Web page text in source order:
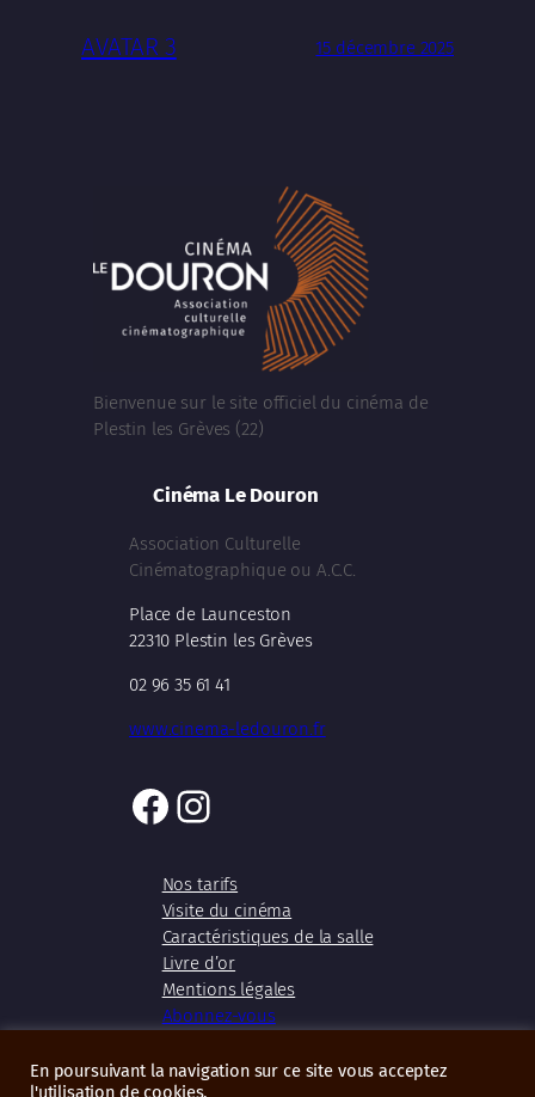
AVATAR 3 15 décembre 2025
Bienvenue sur le site officiel du cinéma de
Plestin les Grèves (22)
Cinéma Le Douron
Association Culturelle
Cinématographique ou A.C.C.
Place de Launceston
22310 Plestin les Grèves
02 96 35 61 41
www.cinema-ledouron.fr
Facebook
Instagram
Nos tarifs
Visite du cinéma
Caractéristiques de la salle
Livre d’or
Mentions légales
Abonnez-vous
En poursuivant la navigation sur ce site vous acceptez
l'utilisation de cookies.